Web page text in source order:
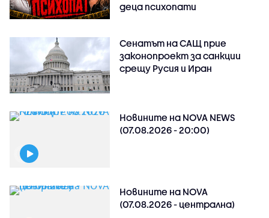
деца психопати
Сенатът на САЩ прие
законопроект за санкции
срещу Русия и Иран
Новините на NOVA NEWS
(07.08.2026 - 20:00)
Новините на NOVA
(07.08.2026 - централна)